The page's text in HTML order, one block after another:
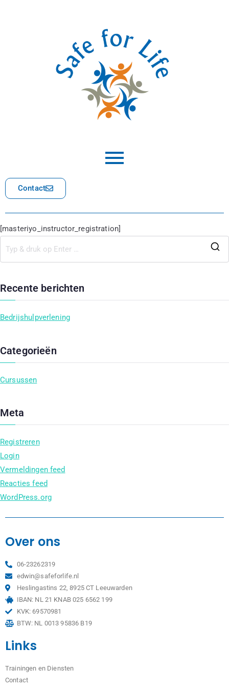
Contact
[masteriyo_instructor_registration]
Recente berichten
Bedrijshulpverlening
Categorieën
Cursussen
Meta
Registreren
Login
Vermeldingen feed
Reacties feed
WordPress.org
Over ons
06-23262319
edwin@safeforlife.nl
Heslingastins 22, 8925 CT Leeuwarden
IBAN: NL 21 KNAB 025 6562 199
KVK: 69570981
BTW: NL 0013 95836 B19
Links
Trainingen en Diensten
Contact